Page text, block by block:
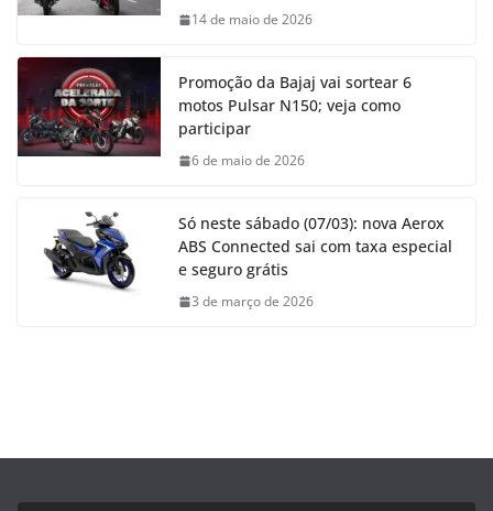
14 de maio de 2026
Promoção da Bajaj vai sortear 6
motos Pulsar N150; veja como
participar
6 de maio de 2026
Só neste sábado (07/03): nova Aerox
ABS Connected sai com taxa especial
e seguro grátis
3 de março de 2026